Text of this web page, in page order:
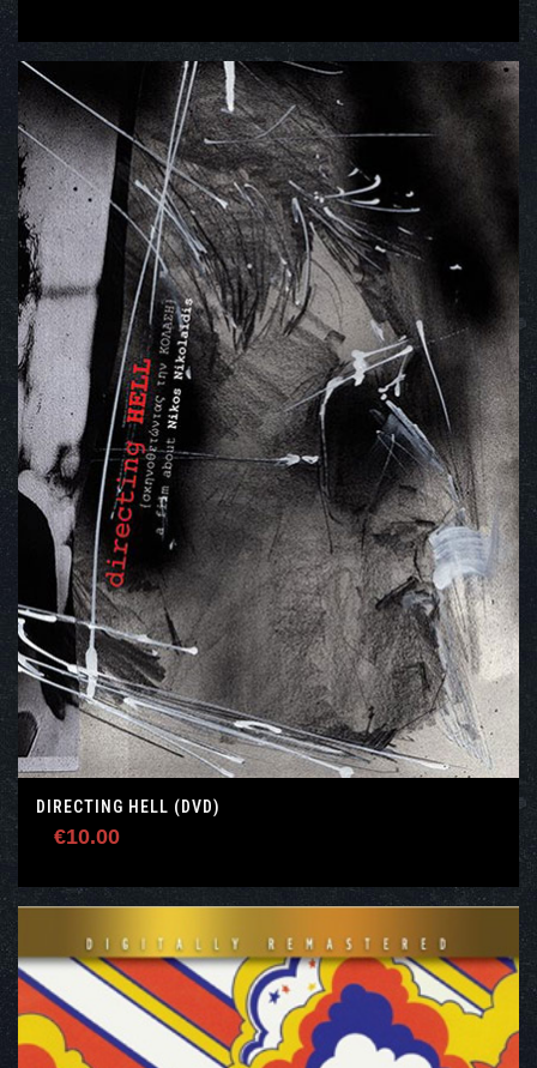
DIRECTING HELL (DVD)
€10.00